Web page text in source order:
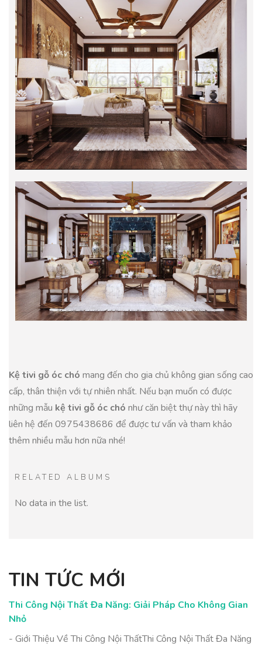
Kệ tivi gỗ óc chó mang đến cho gia chủ không gian sống cao
cấp, thân thiện với tự nhiên nhất. Nếu bạn muốn có được
những mẫu kệ tivi gỗ óc chó như căn biệt thự này thì hãy
liên hệ đến 0975438686 để được tư vấn và tham khảo
thêm nhiều mẫu hơn nữa nhé!
RELATED ALBUMS
No data in the list.
TIN TỨC MỚI
Thi Công Nội Thất Đa Năng: Giải Pháp Cho Không Gian
Nhỏ
- Giới Thiệu Về Thi Công Nội ThấtThi Công Nội Thất Đa Năng